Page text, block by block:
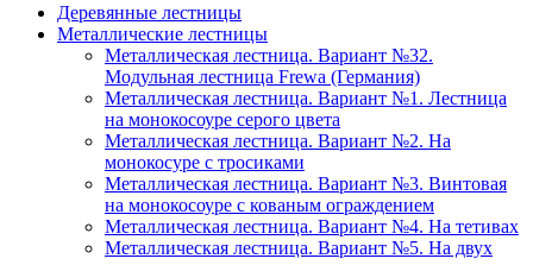
Деревянные лестницы
Металлические лестницы
Металлическая лестница. Вариант №32.
Модульная лестница Frewa (Германия)
Металлическая лестница. Вариант №1. Лестница
на монокосоуре серого цвета
Металлическая лестница. Вариант №2. На
монокосуре с тросиками
Металлическая лестница. Вариант №3. Винтовая
на монокосоуре с кованым ограждением
Металлическая лестница. Вариант №4. На тетивах
Металлическая лестница. Вариант №5. На двух